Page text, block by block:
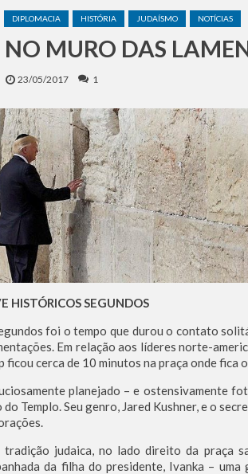
Irã Bloqueia Acesso Europeu à
O escudo da Seleção Argentina foi
Equipes de socorro das Forças de
DIPLOMACIA HISTÓRIA JUDAÍSMO NOTÍCIAS
MURO DAS
23/05/2017 1
HISTÓRICOS SEGUNDOS
foi o tempo que durou o contato
Em relação aos líderes norte-
ficou cerca de 10 minutos na praça onde fica
planejado – e ostensivamente
Templo. Seu genro, Jared Kushner, e o
judaica, no lado direito da praça
da filha do presidente, Ivanka –